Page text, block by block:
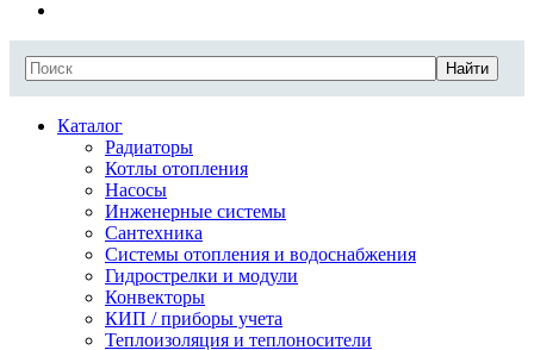
Найти
Каталог
Радиаторы
Котлы отопления
Насосы
Инженерные системы
Сантехника
Системы отопления и водоснабжения
Гидрострелки и модули
Конвекторы
КИП / приборы учета
Теплоизоляция и теплоносители